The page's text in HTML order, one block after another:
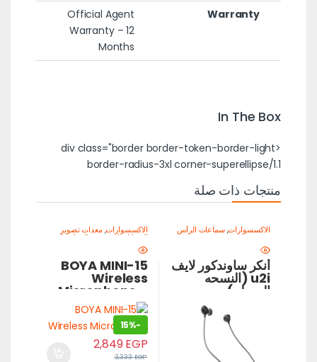
Warranty
Official Agent
Warranty – 12
Months
In The Box
<div class="border border-token-border-light
border-radius-3xl corner-superellipse/1.1
منتجات ذات صلة
الاكسسوارات,سماعات الرأس
أنكر ساوندكور لايف
u2i (النسحه
المعدله)
الاكسسوارات, معدات تصوير
الموبايل-اصنع محتواك باحتراف
ميكروفون للموبايل
BOYA MINI-15
Wireless
Microphone –
The World’s
Smallest Mic
for Content
Creators
-
15%
2,849EGP
3,333EGP